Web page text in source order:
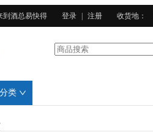
到酒总易快得 登录 注册 收货地 ：
类